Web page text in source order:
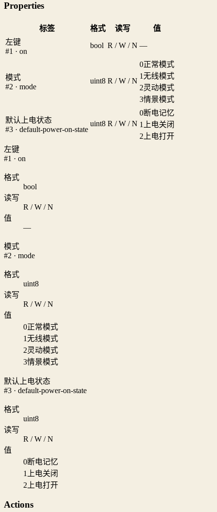
Properties
标签 格式 读写
值
左键
#1 · on
bool R / W / N —
模式
#2 · mode
uint8 R / W / N
0正常模式
1无线模式
2灵动模式
3情景模式
默认上电状态
#3 · default-power-on-state
uint8 R / W / N
0断电记忆
1
上电关闭
2 上电打开
左键
#1 · on
格式
bool
读写
R / W / N
值
—
模式
#2 · mode
格式
uint8
读写
R / W / N
值
0正常模式
1无线模式
2灵动模式
3情景模式
默认上电状态
#3 · default-power-on-state
格式
uint8
读写
R / W / N
值
0断电记忆
1
上电关闭
2 上电打开
Actions